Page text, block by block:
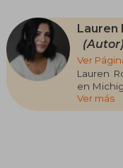
Lauren
(Autor)
Ver
Lauren
en
mundos
sobre
Ver más